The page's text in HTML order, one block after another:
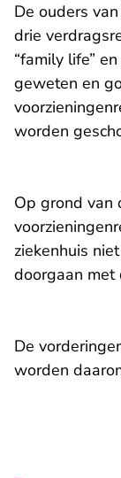
De ouders
drie
“family life”
geweten en
worden
Op grond van
ziekenhuis
doorgaan met
De
worden